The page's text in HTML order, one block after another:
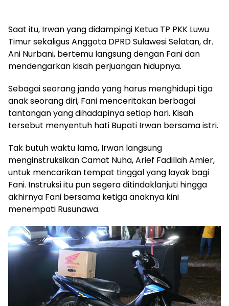
Saat itu, Irwan yang didampingi Ketua TP PKK Luwu
Timur sekaligus Anggota DPRD Sulawesi Selatan, dr.
Ani Nurbani, bertemu langsung dengan Fani dan
mendengarkan kisah perjuangan hidupnya.
Sebagai seorang janda yang harus menghidupi tiga
anak seorang diri, Fani menceritakan berbagai
tantangan yang dihadapinya setiap hari. Kisah
tersebut menyentuh hati Bupati Irwan bersama istri.
Tak butuh waktu lama, Irwan langsung
menginstruksikan Camat Nuha, Arief Fadillah Amier,
untuk mencarikan tempat tinggal yang layak bagi
Fani. Instruksi itu pun segera ditindaklanjuti hingga
akhirnya Fani bersama ketiga anaknya kini
menempati Rusunawa.